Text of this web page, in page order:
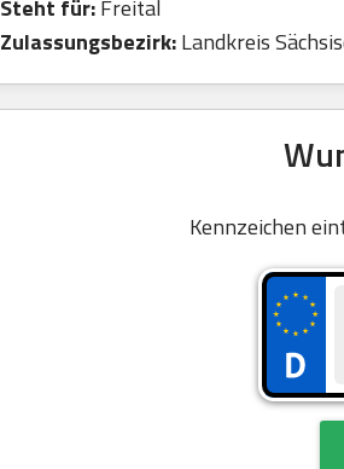
Steht für:Freital
Zulassungsbezirk:Landkreis
Kennzeichen